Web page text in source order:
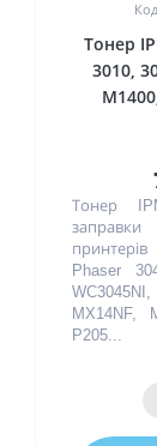
Тонер
3010,
Тонер
Phaser
MX14NF,
P205...